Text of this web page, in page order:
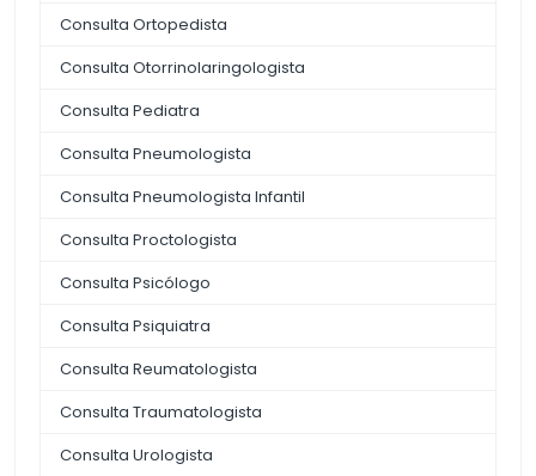
Consulta Ortopedista
Consulta Otorrinolaringologista
Consulta Pediatra
Consulta Pneumologista
Consulta Pneumologista Infantil
Consulta Proctologista
Consulta Psicólogo
Consulta Psiquiatra
Consulta Reumatologista
Consulta Traumatologista
Consulta Urologista